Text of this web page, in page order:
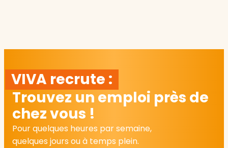
VIVA recrute :
Trouvez un emploi près de
chez vous !
Pour quelques heures par semaine,
quelques jours ou à temps plein.